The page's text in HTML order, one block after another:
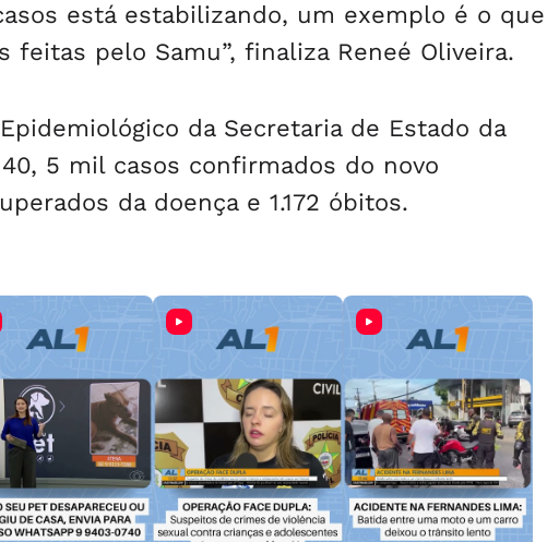
está estabilizando, um exemplo é o que
feitas pelo Samu”, finaliza Reneé Oliveira.
da Secretaria de Estado da
5 mil casos confirmados do novo
da doença e 1.172 óbitos.